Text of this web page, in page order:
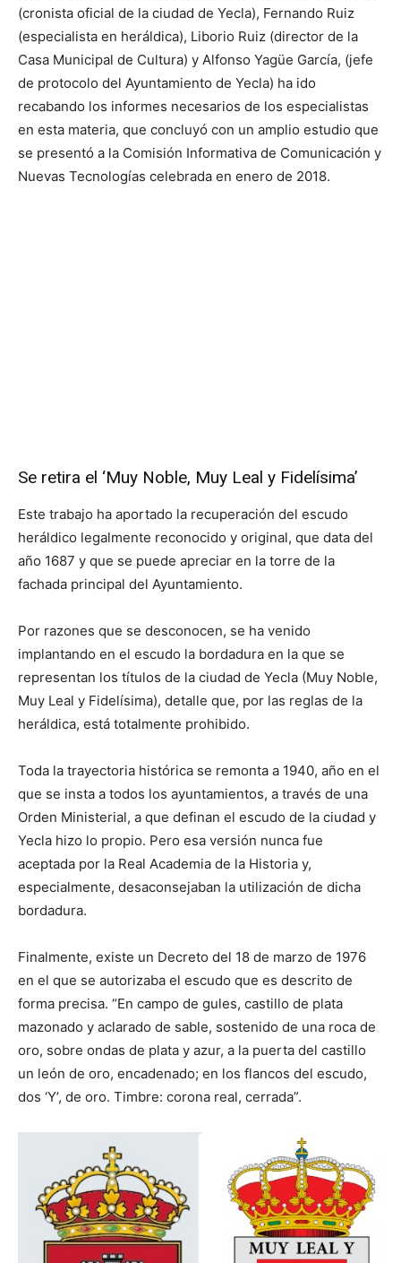
(cronista oficial de la ciudad de Yecla), Fernando Ruiz
(especialista en heráldica), Liborio Ruiz (director de la
Casa Municipal de Cultura) y Alfonso Yagüe García, (jefe
de protocolo del Ayuntamiento de Yecla) ha ido
recabando los informes necesarios de los especialistas
en esta materia, que concluyó con un amplio estudio que
se presentó a la Comisión Informativa de Comunicación y
Nuevas Tecnologías celebrada en enero de 2018.
Se retira el ‘Muy Noble, Muy Leal y Fidelísima’
Este trabajo ha aportado la recuperación del escudo
heráldico legalmente reconocido y original, que data del
año 1687 y que se puede apreciar en la torre de la
fachada principal del Ayuntamiento.
Por razones que se desconocen, se ha venido
implantando en el escudo la bordadura en la que se
representan los títulos de la ciudad de Yecla (Muy Noble,
Muy Leal y Fidelísima), detalle que, por las reglas de la
heráldica, está totalmente prohibido.
Toda la trayectoria histórica se remonta a 1940, año en el
que se insta a todos los ayuntamientos, a través de una
Orden Ministerial, a que definan el escudo de la ciudad y
Yecla hizo lo propio. Pero esa versión nunca fue
aceptada por la Real Academia de la Historia y,
especialmente, desaconsejaban la utilización de dicha
bordadura.
Finalmente, existe un Decreto del 18 de marzo de 1976
en el que se autorizaba el escudo que es descrito de
forma precisa. “En campo de gules, castillo de plata
mazonado y aclarado de sable, sostenido de una roca de
oro, sobre ondas de plata y azur, a la puerta del castillo
un león de oro, encadenado; en los flancos del escudo,
dos ‘Y’, de oro. Timbre: corona real, cerrada”.